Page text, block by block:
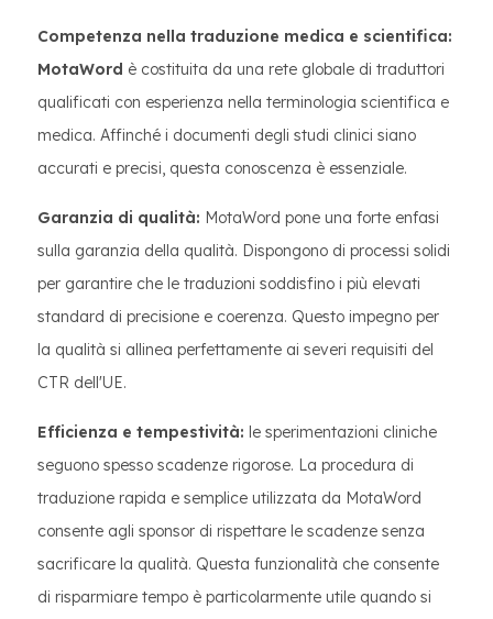
Competenza nella traduzione medica e scientifica:
MotaWord è costituita da una rete globale di traduttori
qualificati con esperienza nella terminologia scientifica e
medica. Affinché i documenti degli studi clinici siano
accurati e precisi, questa conoscenza è essenziale.
Garanzia di qualità: MotaWord pone una forte enfasi
sulla garanzia della qualità. Dispongono di processi solidi
per garantire che le traduzioni soddisfino i più elevati
standard di precisione e coerenza. Questo impegno per
la qualità si allinea perfettamente ai severi requisiti del
CTR dell'UE.
Efficienza e tempestività: le sperimentazioni cliniche
seguono spesso scadenze rigorose. La procedura di
traduzione rapida e semplice utilizzata da MotaWord
consente agli sponsor di rispettare le scadenze senza
sacrificare la qualità. Questa funzionalità che consente
di risparmiare tempo è particolarmente utile quando si